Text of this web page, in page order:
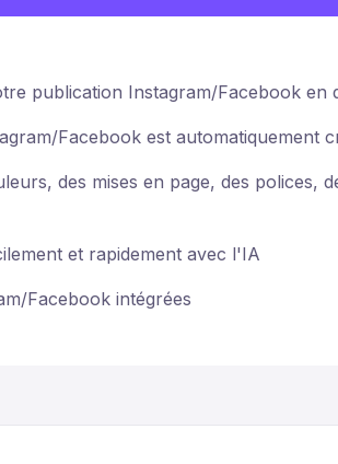
publication Instagram/Facebook en
Facebook est automatiquement
des mises en page, des polices,
et rapidement avec l'IA
Facebook intégrées